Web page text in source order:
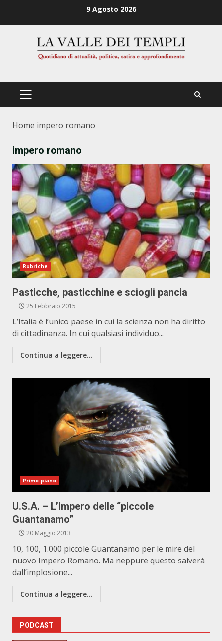
9 Agosto 2026
PRIMÄRES
Home impero romano
impero romano
Rubriche
Pasticche, pasticchine e sciogli pancia
25 Febbraio 2015
L’Italia è l’unico paese in cui la scienza non ha diritto
di cittadinanza. In cui qualsiasi individuo...
Continua a leggere...
Primo piano
U.S.A. – L’Impero delle “piccole
Guantanamo”
20 Maggio 2013
10, 100, 1.000 piccole Guantanamo per le mire del
nuovo Impero Romano. Ma neppure questo salverà
dall’implosione...
Continua a leggere...
PODCAST